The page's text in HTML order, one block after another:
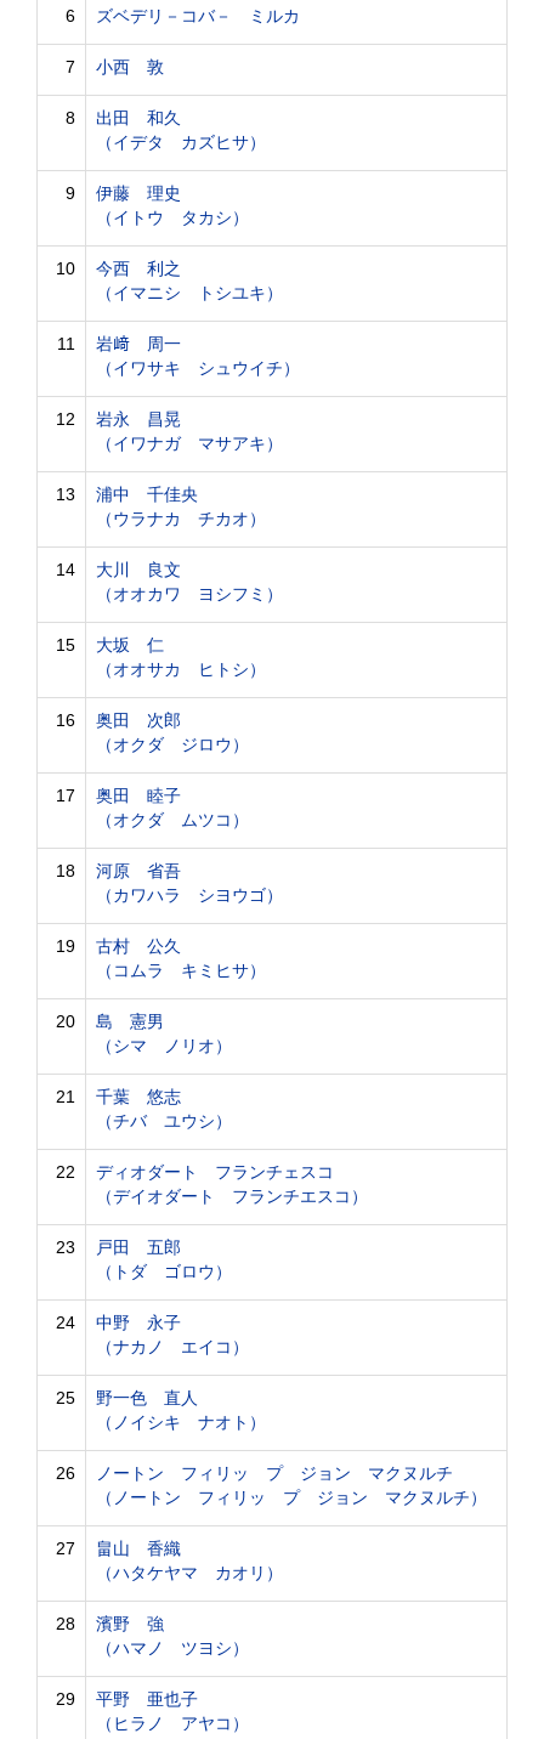
6 ズベデリ－コバ－ ミルカ
7 小西 敦
8
出田 和久
（イデタ カズヒサ）
9
伊藤 理史
（イトウ タカシ）
10
今西 利之
（イマニシ トシユキ）
11
岩﨑 周一
（イワサキ シュウイチ）
12
岩永 昌晃
（イワナガ マサアキ）
13
浦中 千佳央
（ウラナカ チカオ）
14
大川 良文
（オオカワ ヨシフミ）
15
大坂 仁
（オオサカ ヒトシ）
16
奥田 次郎
（オクダ ジロウ）
17
奥田 睦子
（オクダ ムツコ）
18
河原 省吾
（カワハラ シヨウゴ）
19
古村 公久
（コムラ キミヒサ）
20
島 憲男
（シマ ノリオ）
21
千葉 悠志
（チバ ユウシ）
22
ディオダート フランチェスコ
（デイオダート フランチエスコ）
23
戸田 五郎
（トダ ゴロウ）
24
中野 永子
（ナカノ エイコ）
25
野一色 直人
（ノイシキ ナオト）
26
ノートン フィリッ プ ジョン マクヌルチ
（ノートン フィリッ プ ジョン マクヌルチ）
27
畠山 香織
（ハタケヤマ カオリ）
28
濱野 強
（ハマノ ツヨシ）
29
平野 亜也子
（ヒラノ アヤコ）